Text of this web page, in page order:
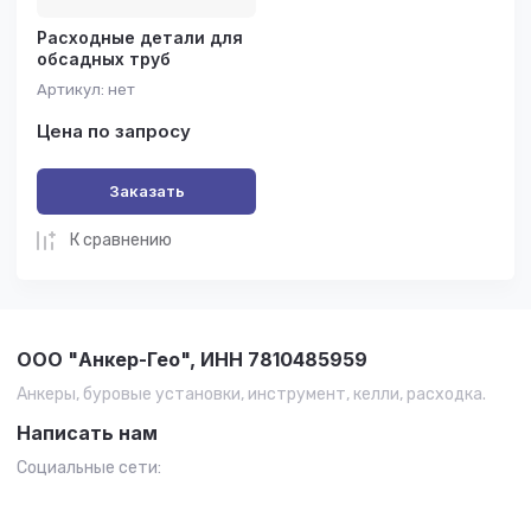
Расходные детали для
обсадных труб
Артикул: нет
Цена по запросу
Заказать
К сравнению
ООО "Анкер-Гео", ИНН 7810485959
Анкеры, буровые установки, инструмент, келли, расходка.
Написать нам
Социальные сети: